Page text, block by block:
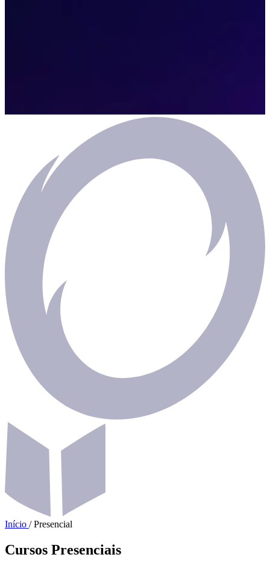
Início / Presencial
Cursos Presenciais